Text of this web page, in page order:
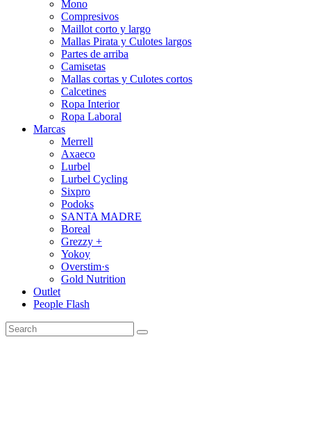
Mono
Compresivos
Maillot corto y largo
Mallas Pirata y Culotes largos
Partes de arriba
Camisetas
Mallas cortas y Culotes cortos
Calcetines
Ropa Interior
Ropa Laboral
Marcas
Merrell
Axaeco
Lurbel
Lurbel Cycling
Sixpro
Podoks
SANTA MADRE
Boreal
Grezzy +
Yokoy
Overstim·s
Gold Nutrition
Outlet
People Flash
Search
for: